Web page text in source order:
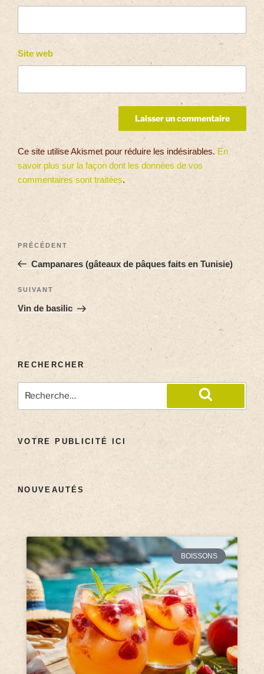
Site web
Ce site utilise Akismet pour réduire les indésirables. En
savoir plus sur la façon dont les données de vos
commentaires sont traitées.
PRÉCÉDENT
Campanares (gâteaux de pâques faits en Tunisie)
SUIVANT
Vin de basilic
RECHERCHER
VOTRE PUBLICITÉ ICI
NOUVEAUTÉS
BOISSONS